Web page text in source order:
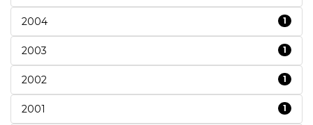
2004 1
2003 1
2002 1
2001 1